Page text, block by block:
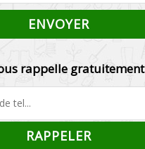
rappelle gratuitement